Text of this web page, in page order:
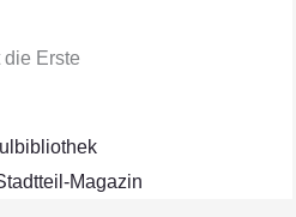
Erste
Magazin
115.
bis freitags von 8 -18